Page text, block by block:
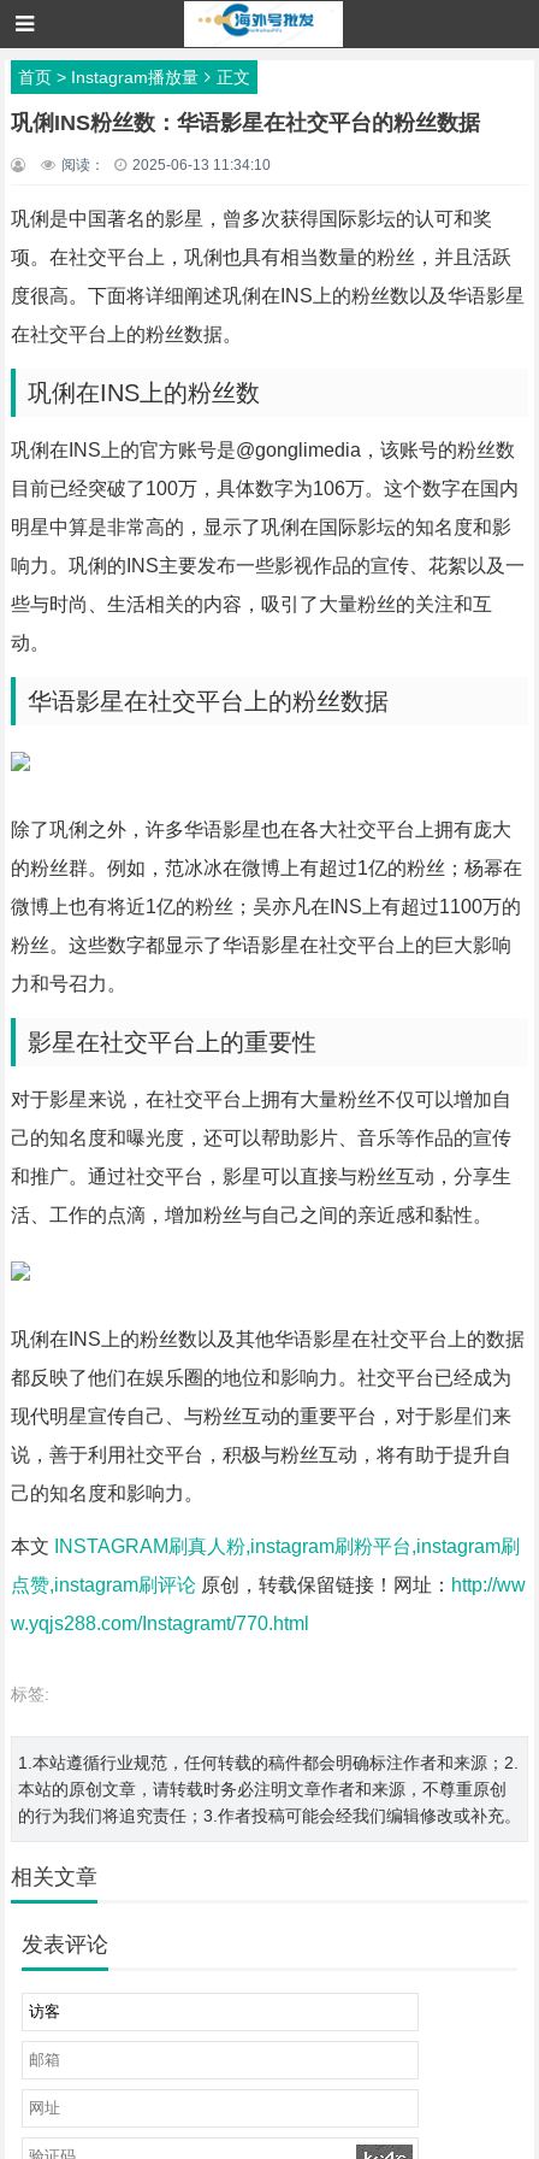
首页> Instagram播放量 正文
巩俐INS粉丝数：华语影星在社交平台的粉丝数据
阅读： 2025-06-13 11:34:10
巩俐是中国著名的影星，曾多次获得国际影坛的认可和奖
项。在社交平台上，巩俐也具有相当数量的粉丝，并且活跃
度很高。下面将详细阐述巩俐在INS上的粉丝数以及华语影星
在社交平台上的粉丝数据。
巩俐在INS上的粉丝数
巩俐在INS上的官方账号是@gonglimedia，该账号的粉丝数
目前已经突破了100万，具体数字为106万。这个数字在国内
明星中算是非常高的，显示了巩俐在国际影坛的知名度和影
响力。巩俐的INS主要发布一些影视作品的宣传、花絮以及一
些与时尚、生活相关的内容，吸引了大量粉丝的关注和互
动。
华语影星在社交平台上的粉丝数据
除了巩俐之外，许多华语影星也在各大社交平台上拥有庞大
的粉丝群。例如，范冰冰在微博上有超过1亿的粉丝；杨幂在
微博上也有将近1亿的粉丝；吴亦凡在INS上有超过1100万的
粉丝。这些数字都显示了华语影星在社交平台上的巨大影响
力和号召力。
影星在社交平台上的重要性
对于影星来说，在社交平台上拥有大量粉丝不仅可以增加自
己的知名度和曝光度，还可以帮助影片、音乐等作品的宣传
和推广。通过社交平台，影星可以直接与粉丝互动，分享生
活、工作的点滴，增加粉丝与自己之间的亲近感和黏性。
巩俐在INS上的粉丝数以及其他华语影星在社交平台上的数据
都反映了他们在娱乐圈的地位和影响力。社交平台已经成为
现代明星宣传自己、与粉丝互动的重要平台，对于影星们来
说，善于利用社交平台，积极与粉丝互动，将有助于提升自
己的知名度和影响力。
本文
INSTAGRAM刷真人粉,instagram刷粉平台,instagram刷
点赞,instagram刷评论原创，转载保留链接！网址： http://ww
w.yqjs288.com/Instagramt/770.html
标签:
1.本站遵循行业规范，任何转载的稿件都会明确标注作者和来源；2.
本站的原创文章，请转载时务必注明文章作者和来源，不尊重原创
的行为我们将追究责任；3.作者投稿可能会经我们编辑修改或补充。
相关文章
发表评论